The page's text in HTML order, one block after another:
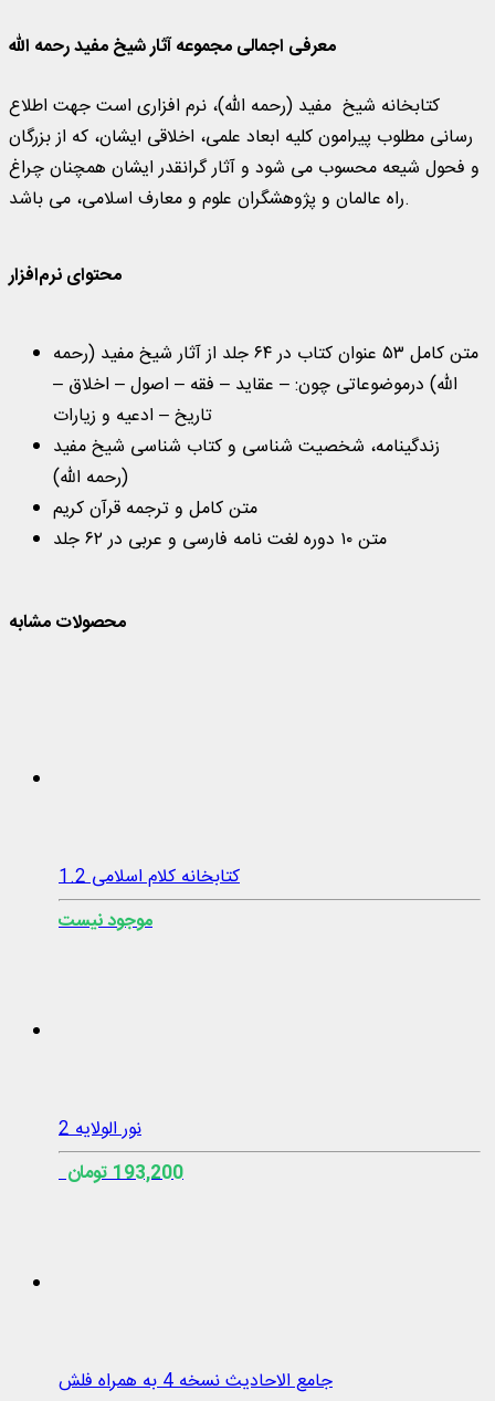
معرفی اجمالی مجموعه آثار شیخ مفید رحمه الله
کتابخانه‌ شیخ مفید (رحمه الله)، نرم افزاری است جهت اطلاع
رسانی مطلوب پیرامون کلیه ابعاد علمی، اخلاقی ایشان، که از بزرگان
و فحول شیعه محسوب می شود و آثار گرانقدر ایشان همچنان چراغ
راه عالمان و پژوهشگران علوم و معارف اسلامی، می باشد.
محتوای نرم‌افزار
متن کامل ۵۳ عنوان کتاب در ۶۴ جلد از آثار شیخ مفید (رحمه
الله) درموضوعاتی چون: – عقاید – فقه – اصول – اخلاق –
تاریخ – ادعیه و زیارات
زندگینامه، شخصیت شناسی و کتاب شناسی شیخ مفید
(رحمه الله)
متن کامل و ترجمه قرآن کریم
متن ۱۰ دوره لغت نامه فارسی و عربی در ۶۲ جلد
محصولات مشابه
کتابخانه کلام اسلامی 1.2
موجود نیست
نور الولایه 2
193,200 تومان
جامع الاحادیث نسخه 4 به همراه فلش